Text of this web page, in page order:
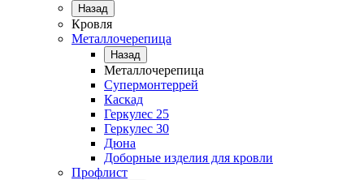
Назад
Кровля
Металлочерепица
Назад
Металлочерепица
Супермонтеррей
Каскад
Геркулес 25
Геркулес 30
Дюна
Доборные изделия для кровли
Профлист